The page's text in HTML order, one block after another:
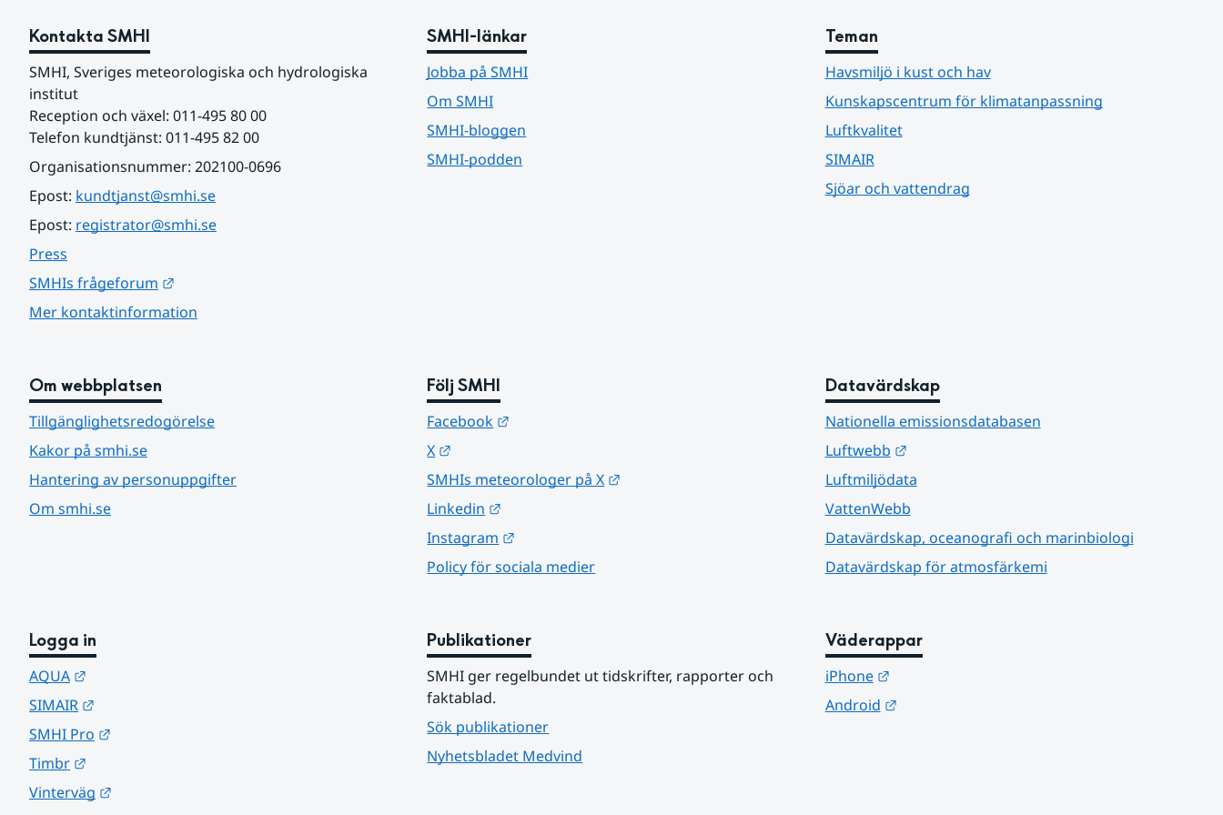
Kontakta SMHI
SMHI, Sveriges meteorologiska och hydrologiska
institut
Reception och växel: 011-495 80 00
Telefon kundtjänst: 011-495 82 00
Organisationsnummer: 202100-0696
Epost: kundtjanst@smhi.se
Epost: registrator@smhi.se
Press
SMHIs frågeforum
Mer kontaktinformation
SMHI-länkar
Jobba på SMHI
Om SMHI
SMHI-bloggen
SMHI-podden
Teman
Havsmiljö i kust och hav
Kunskapscentrum för klimatanpassning
Luftkvalitet
SIMAIR
Sjöar och vattendrag
Om webbplatsen
Tillgänglighetsredogörelse
Kakor på smhi.se
Hantering av personuppgifter
Om smhi.se
Följ SMHI
Facebook
X
SMHIs meteorologer på X
Linkedin
Instagram
Policy för sociala medier
Datavärdskap
Nationella emissionsdatabasen
Luftwebb
Länk till annan webbplats.
Luftmiljödata
VattenWebb
Datavärdskap, oceanografi och marinbiologi
Datavärdskap för atmosfärkemi
Logga in
AQUA
SIMAIR
SMHI Pro
Timbr
Vinterväg
Publikationer
SMHI ger regelbundet ut tidskrifter, rapporter och
faktablad.
Sök publikationer
Nyhetsbladet Medvind
Väderappar
iPhone
Länk till annan webbplats.
Android
Länk till annan webbplats.